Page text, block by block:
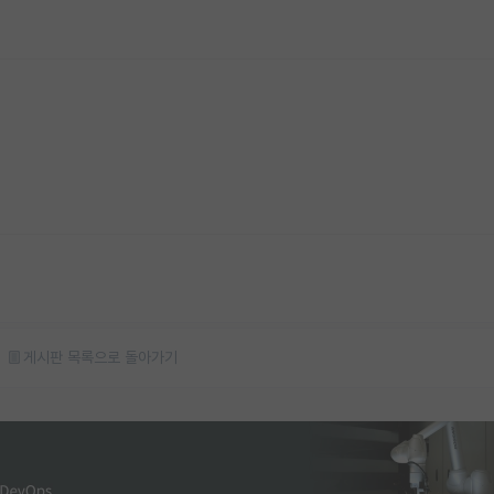
게시판 목록으로 돌아가기